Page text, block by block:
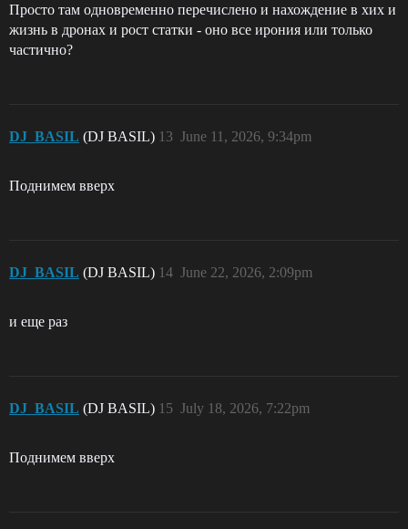
Просто там одновременно перечислено и нахождение в хих и
жизнь в дронах и рост статки - оно все ирония или только
частично?
DJ_BASIL (DJ BASIL) June 11, 2026, 9:34pm
13
Поднимем вверх
DJ_BASIL (DJ BASIL) June 22, 2026, 2:09pm
14
и еще раз
DJ_BASIL (DJ BASIL) July 18, 2026, 7:22pm
15
Поднимем вверх